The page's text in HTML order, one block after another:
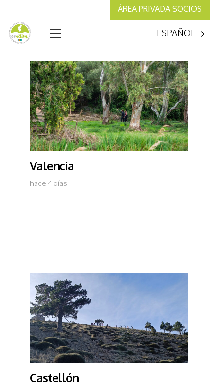
ÁREA PRIVADA SOCIOS
ESPAÑOL
Valencia
hace 4 días
Castellón